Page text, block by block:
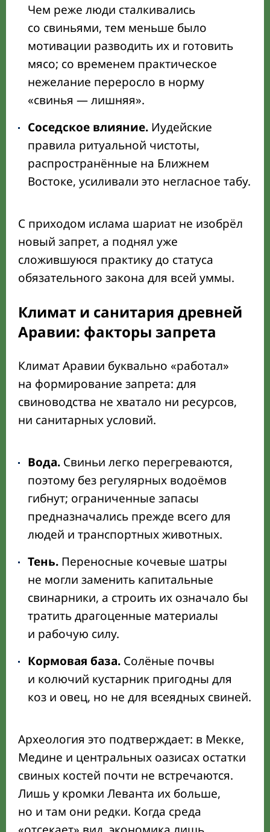
Чем реже люди сталкивались
со свиньями, тем меньше было
мотивации разводить их и готовить
мясо; со временем практическое
нежелание переросло в норму
«свинья — лишняя».
Соседское влияние. Иудейские
правила ритуальной чистоты,
распространённые на Ближнем
Востоке, усиливали это негласное табу.
С приходом ислама шариат не изобрёл
новый запрет, а поднял уже
сложившуюся практику до статуса
обязательного закона для всей уммы.
Климат и санитария древней
Аравии: факторы запрета
Климат Аравии буквально «работал»
на формирование запрета: для
свиноводства не хватало ни ресурсов,
ни санитарных условий.
Вода. Свиньи легко перегреваются,
поэтому без регулярных водоёмов
гибнут; ограниченные запасы
предназначались прежде всего для
людей и транспортных животных.
Тень. Переносные кочевые шатры
не могли заменить капитальные
свинарники, а строить их означало бы
тратить драгоценные материалы
и рабочую силу.
Кормовая база. Солёные почвы
и колючий кустарник пригодны для
коз и овец, но не для всеядных свиней.
Археология это подтверждает: в Мекке,
Медине и центральных оазисах остатки
свиных костей почти не встречаются.
Лишь у кромки Леванта их больше,
но и там они редки. Когда среда